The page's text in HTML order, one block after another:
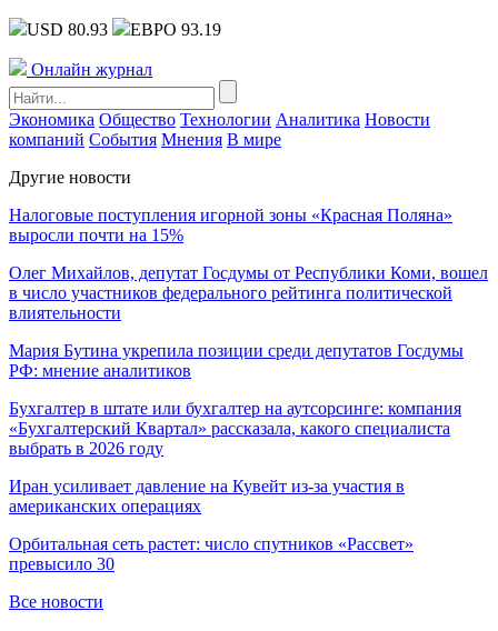
USD 80.93 ЕВРО 93.19
Онлайн журнал
Экономика Общество Технологии Аналитика Новости
компаний События Мнения В мире
Другие новости
Налоговые поступления игорной зоны «Красная Поляна»
выросли почти на 15%
Олег Михайлов, депутат Госдумы от Республики Коми, вошел
в число участников федерального рейтинга политической
влиятельности
Мария Бутина укрепила позиции среди депутатов Госдумы
РФ: мнение аналитиков
Бухгалтер в штате или бухгалтер на аутсорсинге: компания
«Бухгалтерский Квартал» рассказала, какого специалиста
выбрать в 2026 году
Иран усиливает давление на Кувейт из-за участия в
американских операциях
Орбитальная сеть растет: число спутников «Рассвет»
превысило 30
Все новости